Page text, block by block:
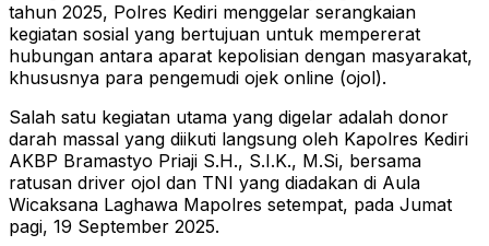
tahun 2025, Polres Kediri menggelar serangkaian
kegiatan sosial yang bertujuan untuk mempererat
hubungan antara aparat kepolisian dengan masyarakat,
khususnya para pengemudi ojek online (ojol).
Salah satu kegiatan utama yang digelar adalah donor
darah massal yang diikuti langsung oleh Kapolres Kediri
AKBP Bramastyo Priaji S.H., S.I.K., M.Si, bersama
ratusan driver ojol dan TNI yang diadakan di Aula
Wicaksana Laghawa Mapolres setempat, pada Jumat
pagi, 19 September 2025.